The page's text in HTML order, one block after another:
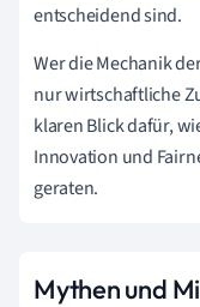
entscheidend sind.
Wer die Mechanik
nur wirtschaftliche
klaren Blick dafür,
Innovation und
geraten.
Mythen und